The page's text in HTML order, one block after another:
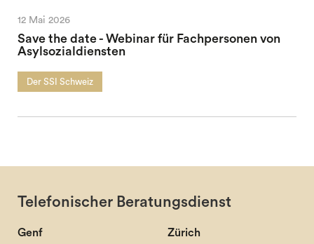
12 Mai 2026
Save the date - Webinar für Fachpersonen von
Asylsozialdiensten
Der SSI Schweiz
Telefonischer Beratungsdienst
Genf Zürich